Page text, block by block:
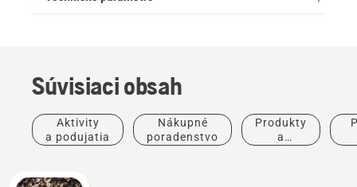
Sekeru možno použiť aj ako kladivo pre ľahké a
Súvisiaci obsah
Aktivity
a podujatia
Nákupné
poradenstvo
Produkty
a